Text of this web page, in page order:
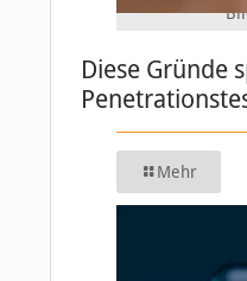
Diese Gründe
Mehr